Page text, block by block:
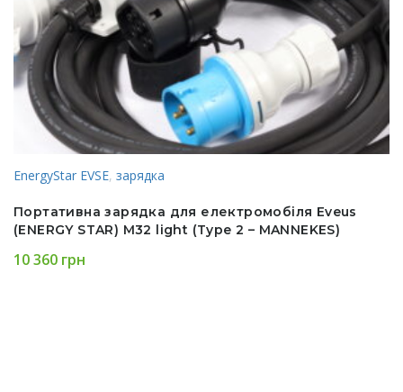
EnergyStar EVSE, зарядка
Портативна зарядка для електромобіля Eveus
(ENERGY STAR) M32 light (Type 2 – MANNEKES)
10 360 грн